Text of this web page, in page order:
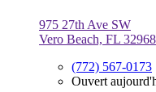
975 27th Ave SW
Vero Beach, FL 32968
(772) 567-0173
Ouvert